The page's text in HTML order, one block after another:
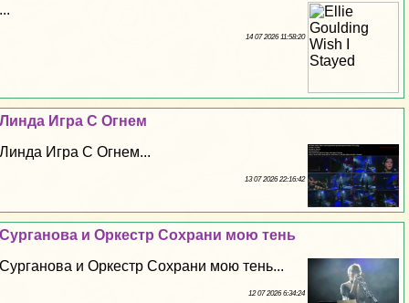
...
14 07 2026 11:58:20
Линда Игра С Огнем
Линда Игра С Огнем...
13 07 2026 22:16:42
Сурганова и Оркестр Сохрани мою тень
Сурганова и Оркестр Сохрани мою тень...
12 07 2026 6:34:24